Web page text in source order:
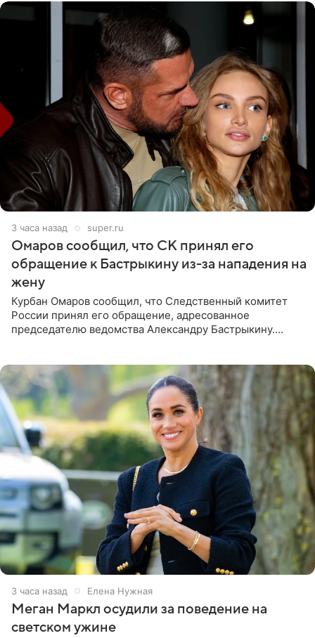
3 часа назад super.ru
Омаров сообщил, что СК принял его
обращение к Бастрыкину из-за нападения на
жену
Курбан Омаров сообщил, что Следственный комитет
России принял его обращение, адресованное
председателю ведомства Александру Бастрыкину.
3 часа назад Елена Нужная
Меган Маркл осудили за поведение на
светском ужине